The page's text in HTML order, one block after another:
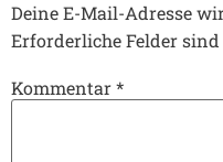
Deine E-Mail-Adresse
Erforderliche Felder
Kommentar*